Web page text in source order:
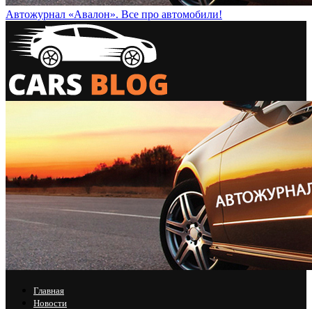
Автожурнал «Авалон». Все про автомобили!
Главная
Новости